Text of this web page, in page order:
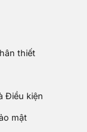
thiết
Điều kiện
mật